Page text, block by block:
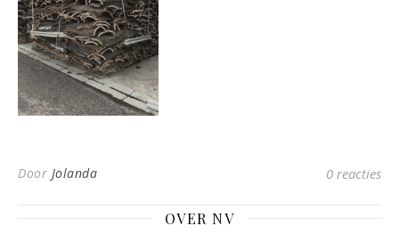
Door Jolanda 0 reacties
OVER NV